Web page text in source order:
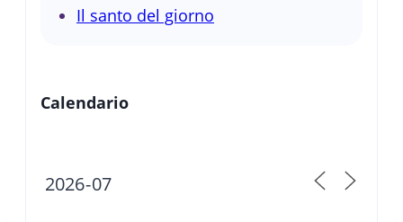
Il santo del giorno
Calendario